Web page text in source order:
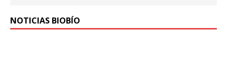
NOTICIAS BIOBÍO